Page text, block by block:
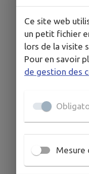
Ce site web
un petit fichier
lors de la visite
Pour en savoir
de gestion des
Mesure